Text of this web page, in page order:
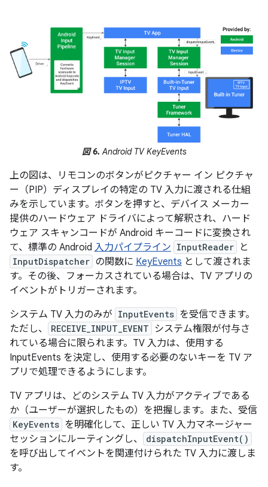
図 6. Android TV KeyEvents
上の図は、リモコンのボタンがピクチャー イン ピクチャ
ー（PIP）ディスプレイの特定の TV 入力に渡される仕組
みを示しています。ボタンを押すと、デバイス メーカー
提供のハードウェア ドライバによって解釈され、ハード
ウェア スキャンコードが Android キーコードに変換され
て、標準の Android 入力パイプライン InputReader と
InputDispatcher の関数に KeyEvents として渡されま
す。その後、フォーカスされている場合は、TV アプリの
イベントがトリガーされます。
システム TV 入力のみが InputEvents を受信できます。
ただし、
RECEIVE_INPUT_EVENT
システム権限が付与さ
れている場合に限られます。TV 入力は、使用する
InputEvents を決定し、使用する必要のないキーを TV ア
プリで処理できるようにします。
TV アプリは、どのシステム TV 入力がアクティブである
か（ユーザーが選択したもの）を把握します。また、受信
KeyEvents を明確化して、正しい TV 入力マネージャー
セッションにルーティングし、
dispatchInputEvent()
を呼び出してイベントを関連付けられた TV 入力に渡しま
す。